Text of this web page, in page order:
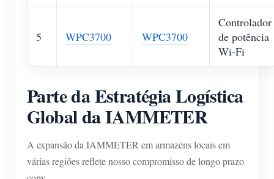
5 WPC3700 WPC3700
Controlador
de potência
Wi-Fi
Parte da Estratégia Logística
Global da IAMMETER
A expansão da IAMMETER em armazéns locais em
várias regiões reflete nosso compromisso de longo prazo